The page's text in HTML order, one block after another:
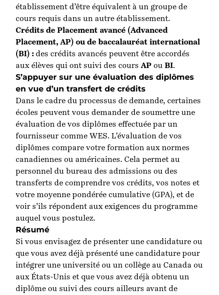
établissement d’être équivalent à un groupe de
cours requis dans un autre établissement.
Crédits de Placement avancé (Advanced
Placement, AP) ou de baccalauréat international
(BI) : des crédits avancés peuvent être accordés
aux élèves qui ont suivi des cours AP ou BI.
S’appuyer sur une évaluation des diplômes
en vue d’un transfert de crédits
Dans le cadre du processus de demande, certaines
écoles peuvent vous demander de soumettre une
évaluation de vos diplômes effectuée par un
fournisseur comme WES. L’évaluation de vos
diplômes compare votre formation aux normes
canadiennes ou américaines. Cela permet au
personnel du bureau des admissions ou des
transferts de comprendre vos crédits, vos notes et
votre moyenne pondérée cumulative (GPA), et de
voir s’ils répondent aux exigences du programme
auquel vous postulez.
Résumé
Si vous envisagez de présenter une candidature ou
que vous avez déjà présenté une candidature pour
intégrer une université ou un collège au Canada ou
aux États-Unis et que vous avez déjà obtenu un
diplôme ou suivi des cours ailleurs avant de